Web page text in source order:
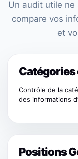
Un audit utile ne
compare vos
et
Catégories
Contrôle de la
des informations
Positions